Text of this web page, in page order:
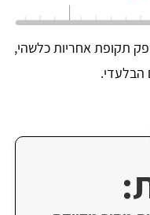
תקופת אחריות כלשהי,
הבלעדי.